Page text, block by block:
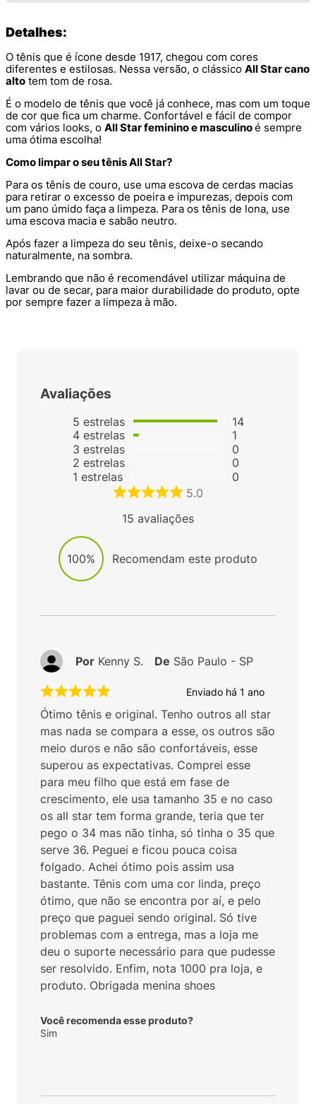
Detalhes:
O tênis que é ícone desde 1917, chegou com cores
diferentes e estilosas. Nessa versão, o clássico All Star cano
alto tem tom de rosa.
É o modelo de tênis que você já conhece, mas com um toque
de cor que fica um charme. Confortável e fácil de compor
com vários looks, o All Star feminino e masculinoé sempre
uma ótima escolha!
Como limpar o seu tênis All Star?
Para os tênis de couro, use uma escova de cerdas macias
para retirar o excesso de poeira e impurezas, depois com
um pano úmido faça a limpeza. Para os tênis de lona, use
uma escova macia e sabão neutro.
Após fazer a limpeza do seu tênis, deixe-o secando
naturalmente, na sombra.
Lembrando que não é recomendável utilizar máquina de
lavar ou de secar, para maior durabilidade do produto, opte
por sempre fazer a limpeza à mão.
Avaliações
5estrelas
4estrelas
3estrelas
2estrelas
estrelas
14
1
0
0
15avaliações